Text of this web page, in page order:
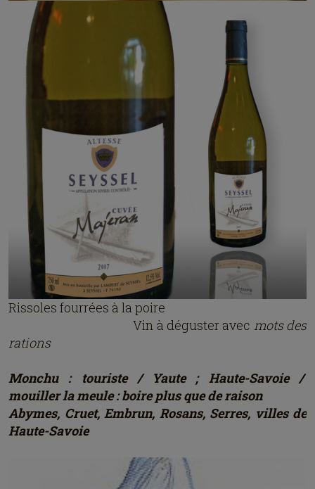
Rissoles fourrées à la poire
Vin à déguster avec mots des
rations
Monchu : touriste / Yaute ; Haute-Savoie /
mouiller la meule : boire plus que de raison
Abymes, Cruet, Embrun, Rosans, Serres, villes de
Haute-Savoie